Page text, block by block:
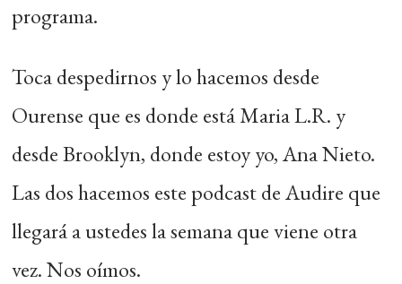
programa.
Toca despedirnos y lo hacemos desde
Ourense que es donde está Maria L.R. y
desde Brooklyn, donde estoy yo, Ana Nieto.
Las dos hacemos este podcast de Audire que
llegará a ustedes la semana que viene otra
vez. Nos oímos.